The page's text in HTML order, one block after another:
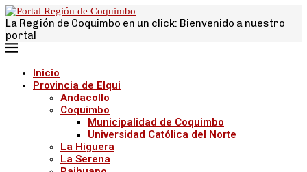
La Región de Coquimbo en un click: Bienvenido a nuestro
portal
Inicio
Provincia de Elqui
Andacollo
Coquimbo
Municipalidad de Coquimbo
Universidad Católica del Norte
La Higuera
La Serena